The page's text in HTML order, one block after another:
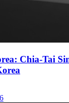
Chia-Tai